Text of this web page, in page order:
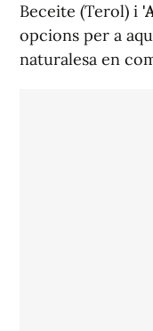
Beceite (Terol) i
opcions per a
naturalesa en